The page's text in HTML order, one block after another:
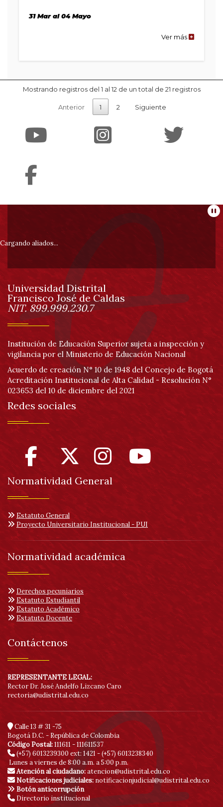
31 Mar al 04 Mayo
Ver másde
SALIENTE
Mostrando registros del 1 al 12 de un total de 21 registros
Anterior 1 2 Siguiente
Información
pie
de
página
Cargando aliados...
Información
Universidad Distrital
Francisco José de Caldas
NIT. 899.999.230.7
Institución de Educación Superior sujeta a inspección y
vigilancia por el Ministerio de Educación Nacional
Acuerdo de creación N° 10 de 1948 del Concejo de Bogotá
Acreditación Institucional de Alta Calidad - Resolución N°
023653 del 10 de diciembre del 2021
Redes sociales
Normatividad General
Estatuto General
Proyecto Universitario Institucional - PUI
Normatividad académica
Derechos pecuniarios
Estatuto Estudiantil
Estatuto Académico
Estatuto Docente
Contáctenos
REPRESENTANTE LEGAL:
Rector Dr. José Andelfo Lizcano Caro
rectoria@udistrital.edu.co
Calle 13 # 31 -75
Bogotá D.C. - República de Colombia
Código Postal:111611 - 111611537
(+57) 6013239300 ext: 1421 - (+57) 6013238340
Lunes a viernes de 8:00 a.m. a 5:00 p.m.
Atención al ciudadano:atencion@udistrital.edu.co
Notificaciones judiciales: notificacionjudicial@udistrital.edu.co
Botón anticorrupción
Directorio institucional